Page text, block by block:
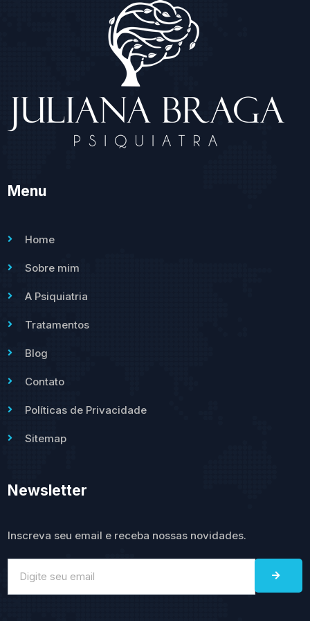
Menu
Home
Sobre mim
A Psiquiatria
Tratamentos
Blog
Contato
Políticas de Privacidade
Sitemap
Newsletter
Inscreva seu email e receba nossas novidades.